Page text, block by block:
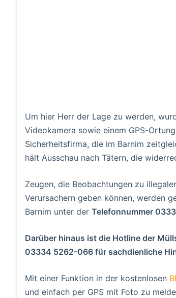
Um hier Herr der Lage zu werden,
Videokamera sowie einem GPS-
Sicherheitsfirma, die im Barnim
hält Ausschau nach Tätern, die
Zeugen, die Beobachtungen zu
Verursachern geben können, werden
Barnim unter der Telefonnummer
Darüber hinaus ist die Hotline der
03334 5262-066 für sachdienliche
Mit einer Funktion in der kostenlosen
und einfach per GPS mit Foto zu